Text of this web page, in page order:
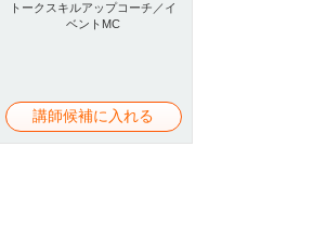
トークスキルアップコーチ／イ
ベントMC
講師候補に入れる